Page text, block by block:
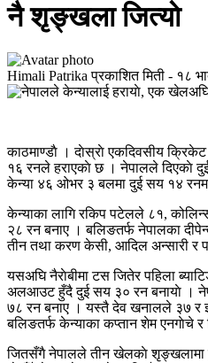
नै शृङ्खला जित्याे
Himali Patrika प्रकाशित मिती - १८
काठमाण्डाै । दाेस्राे एकदिवसीय
१६ रनले हराएकाे छ । नेपालले दिएकाे
केन्या ४६ ओभर ३ बलमा दुई सय १४
केन्याका लागि रकिप पटेलले ८१,
२८ रन बनाए । बलिङतर्फ नेपालका
तीन तथा करण केसी, आदिल अन्सारी र
यसअघि नैराेबीमा टस जितेर पहिला
अलआउट हुँदै दुई सय ३० रन बनायाे ।
७८ रन बनाए । यस्तै देव खनालले ३७ र
बलिङतर्फ केन्याका कप्तान शेम एनगाेचे
जितसँगै नेपालले तीन खेलकाे शृङ्खलामा